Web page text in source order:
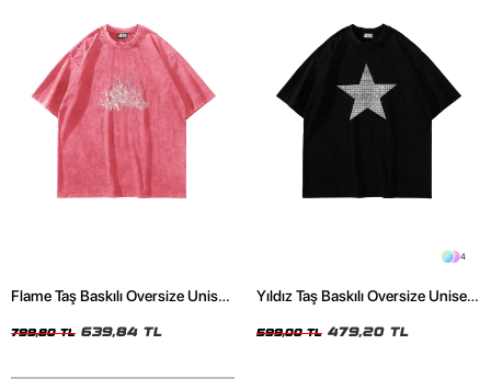
Flame Taş Baskılı Oversize Unisex
799,80 TL 639,84 TL
4
Yıldız Taş Baskılı Oversize Unisex
599,00 TL 479,20 TL